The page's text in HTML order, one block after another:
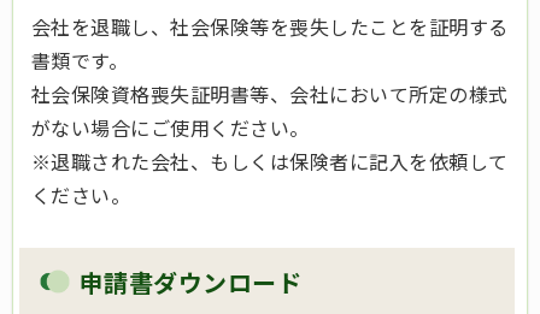
会社を退職し、社会保険等を喪失したことを証明する
書類です。
社会保険資格喪失証明書等、会社において所定の様式
がない場合にご使用ください。
※退職された会社、もしくは保険者に記入を依頼して
ください。
申請書ダウンロード